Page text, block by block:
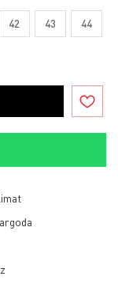
42 43 44